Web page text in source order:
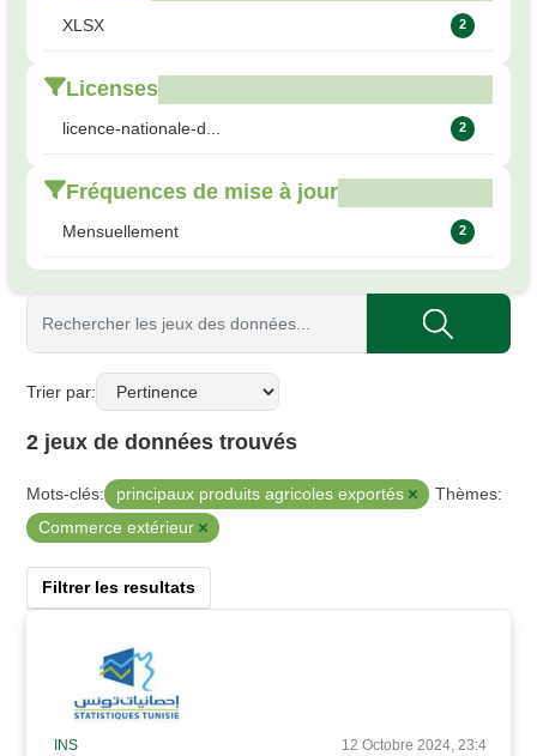
XLSX 2
Licenses
licence-nationale-d... 2
Fréquences de mise à jour
Mensuellement 2
Trier par
2 jeux de données trouvés
Mots-clés: principaux produits agricoles exportés
Thèmes:
Commerce extérieur
Filtrer les resultats
INS 12 Octobre 2024, 23:4